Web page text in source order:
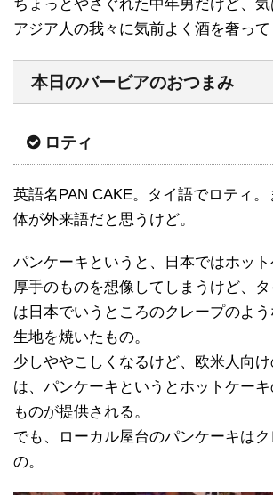
ちょっとやさぐれた中年男だけど、気
アジア人の我々に気前よく酒を奢って
本日のバービアのおつまみ
ロティ
英語名PAN CAKE。タイ語でロティ
体が外来語だと思うけど。
パンケーキというと、日本ではホッ
厚手のものを想像してしまうけど、
は日本でいうところのクレープのよ
生地を焼いたもの。
少しややこしくなるけど、欧米人向
は、パンケーキというとホットケー
ものが提供される。
でも、ローカル屋台のパンケーキは
の。